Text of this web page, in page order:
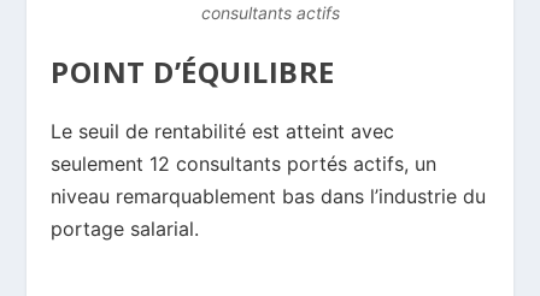
consultants actifs
POINT D’ÉQUILIBRE
Le seuil de rentabilité est atteint avec
seulement 12 consultants portés actifs, un
niveau remarquablement bas dans l’industrie du
portage salarial.